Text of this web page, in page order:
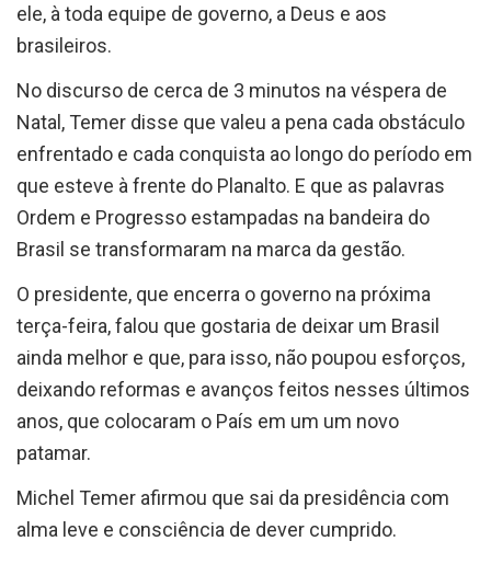
ele, à toda equipe de governo, a Deus e aos
brasileiros.
No discurso de cerca de 3 minutos na véspera de
Natal, Temer disse que valeu a pena cada obstáculo
enfrentado e cada conquista ao longo do período em
que esteve à frente do Planalto. E que as palavras
Ordem e Progresso estampadas na bandeira do
Brasil se transformaram na marca da gestão.
O presidente, que encerra o governo na próxima
terça-feira, falou que gostaria de deixar um Brasil
ainda melhor e que, para isso, não poupou esforços,
deixando reformas e avanços feitos nesses últimos
anos, que colocaram o País em um um novo
patamar.
Michel Temer afirmou que sai da presidência com
alma leve e consciência de dever cumprido.